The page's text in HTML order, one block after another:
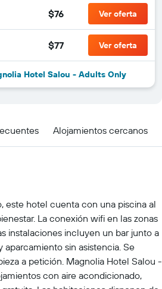
$76 Ver oferta
$77 Ver oferta
Hotel Salou - Adults Only
Alojamientos cercanos
este hotel cuenta con una piscina al
La conexión wifi en las zonas
instalaciones incluyen un bar junto a
aparcamiento sin asistencia. Se
a petición. Magnolia Hotel Salou -
con aire acondicionado,